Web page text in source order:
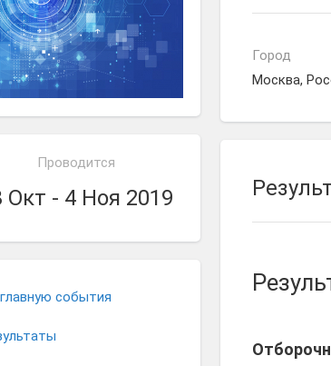
Проводится
Окт - 4 Ноя 2019
события
Город
Москва,